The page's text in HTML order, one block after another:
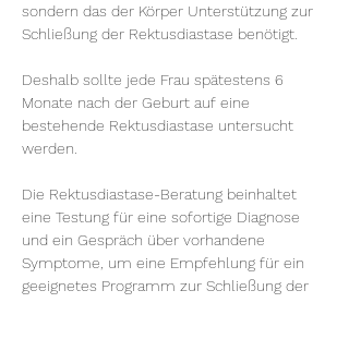
sondern das der Körper Unterstützung zur
Schließung der Rektusdiastase benötigt.
Deshalb sollte jede Frau spätestens 6
Monate nach der Geburt auf eine
bestehende Rektusdiastase untersucht
werden.
Die Rektusdiastase-Beratung beinhaltet
eine Testung für eine sofortige Diagnose
und ein Gespräch über vorhandene
Symptome, um eine Empfehlung für ein
geeignetes Programm zur Schließung der